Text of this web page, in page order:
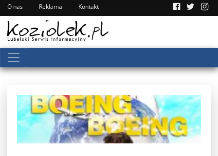
O nas Reklama Kontakt